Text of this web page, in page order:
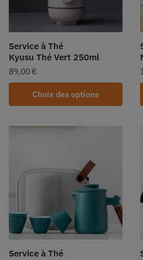
Service à Thé
Kyusu Thé Vert 250ml
89,00 €
Choix des options
Service à Thé